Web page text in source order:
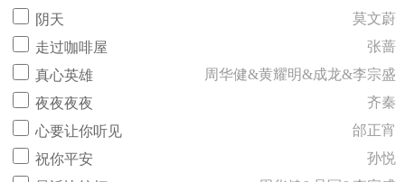
阴天
莫文蔚
走过咖啡屋
张蔷
真心英雄
周华健&黄耀明&成龙&李宗盛
夜夜夜夜
齐秦
心要让你听见
邰正宵
祝你平安
孙悦